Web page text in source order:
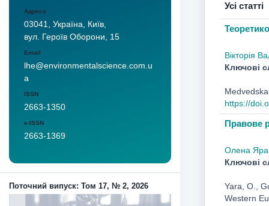
Адреса
03041, Україна, Київ,
вул. Героїв Оборони, 15
Email
lhe@environmentalscience.com.u
a
ISSN
2663-1350
e-ISSN
2663-1369
Поточний випуск: Том 17, № 2, 2026
Усі статті
Вікторія
Ключові
https://
Правове
Олена Яра
Ключові
Yara, O.,
Western